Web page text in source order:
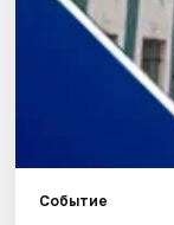
Событие